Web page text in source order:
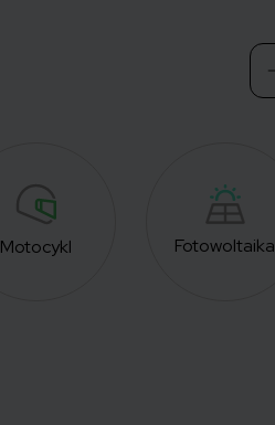
Motocykl Fotowoltaika